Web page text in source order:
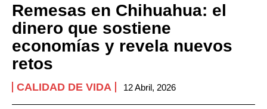
Remesas en Chihuahua: el
dinero que sostiene
economías y revela nuevos
retos
CALIDAD DE VIDA 12 Abril, 2026